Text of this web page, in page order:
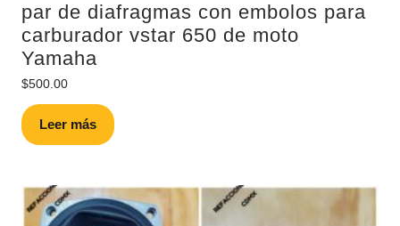
par de diafragmas con embolos para
carburador vstar 650 de moto
Yamaha
$500.00
Leer más